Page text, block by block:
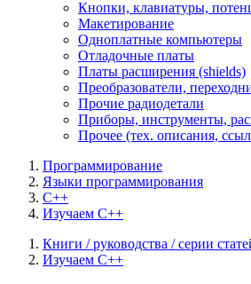
Кнопки, клавиатуры,
Макетирование
Одноплатные компьютеры
Отладочные платы
Платы расширения (shields)
Преобразователи,
Прочие радиодетали
Приборы, инструменты,
Прочее (тех. описания,
Программирование
Языки программирования
C++
Изучаем C++
Книги / руководства / серии
Изучаем C++